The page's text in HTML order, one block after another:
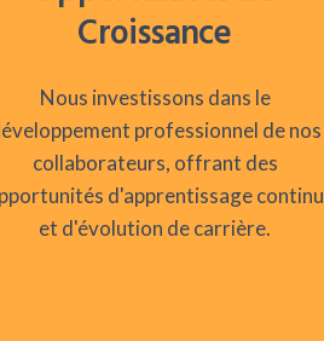
Croissance
Nous investissons dans le
professionnel de nos
collaborateurs, offrant des
d'apprentissage continu
et d'évolution de carrière.